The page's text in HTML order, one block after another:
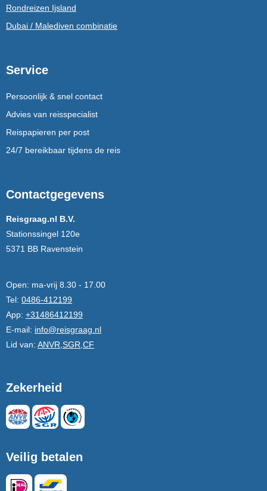
Rondreizen Ijsland
Dubai / Malediven combinatie
Service
Persoonlijk & snel contact
Advies van reisspecialist
Reispapieren per post
24/7 bereikbaar tijdens de reis
Contactgegevens
Reisgraag.nl B.V.
Stationssingel 120e
5371 BB Ravenstein
Open: ma-vrij 8.30 - 17.00
Tel: 0486-412199
App: +31486412199
E-mail: info@reisgraag.nl
Lid van: ANVR,SGR,CF
Zekerheid
Veilig betalen